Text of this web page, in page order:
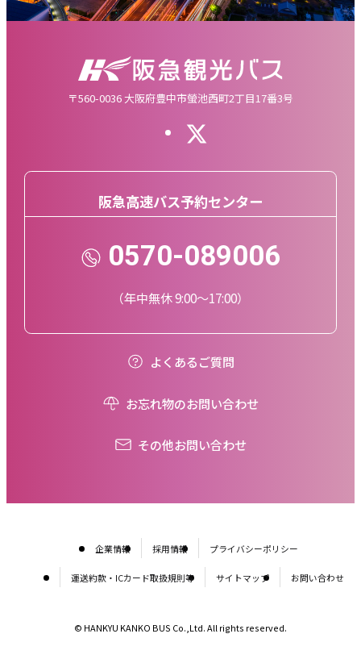
〒560-0036 大阪府豊中市螢池西町2丁目17番3号
阪急高速バス予約センター
0570-089006
（年中無休 9:00～17:00）
よくあるご質問
お忘れ物のお問い合わせ
その他お問い合わせ
企業情報 採用情報 プライバシーポリシー
運送約款・ICカード取扱規則等 サイトマップ お問い合わせ
© HANKYU KANKO BUS Co.,Ltd. All rights reserved.